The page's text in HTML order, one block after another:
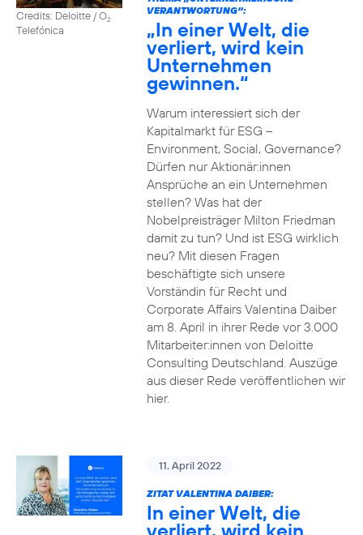
Credits: Deloitte / O2
Telefónica
VERANTWORTUNG“:
„In einer Welt, die
verliert, wird kein
Unternehmen
gewinnen.“
Warum interessiert sich der
Kapitalmarkt für ESG –
Environment, Social, Governance?
Dürfen nur Aktionär:innen
Ansprüche an ein Unternehmen
stellen? Was hat der
Nobelpreisträger Milton Friedman
damit zu tun? Und ist ESG wirklich
neu? Mit diesen Fragen
beschäftigte sich unsere
Vorständin für Recht und
Corporate Affairs Valentina Daiber
am 8. April in ihrer Rede vor 3.000
Mitarbeiter:innen von Deloitte
Consulting Deutschland. Auszüge
aus dieser Rede veröffentlichen wir
hier.
11. April 2022
ZITAT VALENTINA DAIBER:
In einer Welt, die
verliert, wird kein